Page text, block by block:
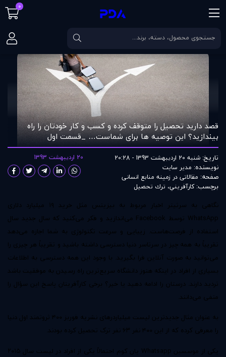
صفحه اصلی مقالات قصد دارید تحصیل را متوقف کرده و کسب و کار خودتان
قصد دارید تحصیل را متوقف کرده و کسب و کار خودتان را راه
بیندازید؟ این توصیه ها برای شماست… _قسمت اول
تاریخ: شنبه 20 اردیبهشت 1393 - 20:28
نویسنده: مدير سايت
صفحه: مقالاتی در زمينه منابع انسانی
برچسب:كارآفريني، ترك تحصيل
20 اردیبهشت 1393
نگاهی به سرتیتر اخبار مربوط به بیزینس مثل خرید ۱۹ میلیارد دلاری
WhatsApp توسط Facebook می‌اندازید و فکر می‌کنید که سال جدید سال
استفاده از فرصت‌هاست. زیبایی و سرعت تکنولوژی به شما اجازه می‌دهد
تقریباً به همه چیز در سرتاسر دنیا دسترسی داشته باشید و تقریباً هر چیزی را
می‌توانید به صورت آنلاین فرا بگیرید. با وجود این همه دسترسی به اطلاعات
بسیاری از افراد در اینکه هنوز دانشگاه سریع‌ترین راه رسیدن به موفقیت باشد
تردید دارند. درستان را ادامه دهید یا خیر؟ برخی کارآفرینان پاسخ این سؤال را
منفی می‌دانند.
به عنوان مثال جدیدترین لیست میلیاردرهای نشریه فوربز ۴۰۰ ثروتمند اول دنیا
را معرفی کرده که از این ۴۰۰ نفر ۶۳ نفر ترک تحصیل کرده بودند.
یکی از موسسین Whatsapp یان کوم احتمالاً یکی از افراد در لیست سال ۲۰۱۵
0